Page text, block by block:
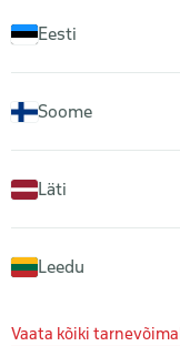
Eesti
Soome
Läti
Leedu
Vaata kõiki